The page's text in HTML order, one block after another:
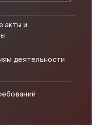
акты и
деятельности